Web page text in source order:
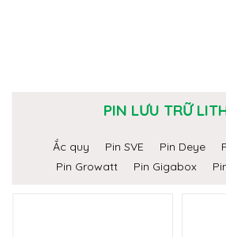
PIN LƯU TRỮ
Ắc quy Pin SVE Pin Deye
Pin Growatt
Pin Gigabox